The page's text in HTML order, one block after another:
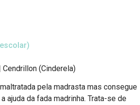
(Cinderela)
pela madrasta mas consegue
ajuda da fada madrinha. Trata-se de